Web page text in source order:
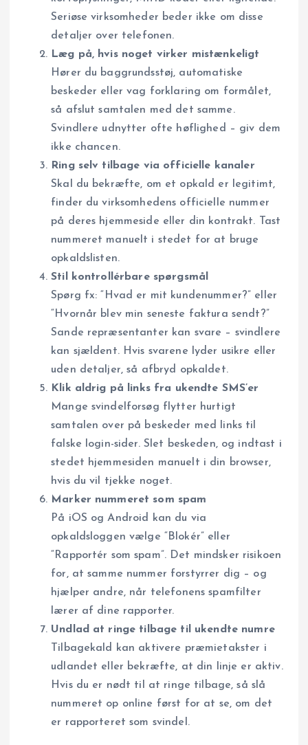
Seriøse virksomheder beder ikke om disse
detaljer over telefonen.
Læg på, hvis noget virker mistænkeligt
Hører du baggrundsstøj, automatiske
beskeder eller vag forklaring om formålet,
så afslut samtalen med det samme.
Svindlere udnytter ofte høflighed – giv dem
ikke chancen.
Ring selv tilbage via officielle kanaler
Skal du bekræfte, om et opkald er legitimt,
finder du virksomhedens officielle nummer
på deres hjemmeside eller din kontrakt. Tast
nummeret manuelt i stedet for at bruge
opkaldslisten.
Stil kontrollérbare spørgsmål
Spørg fx: “Hvad er mit kundenummer?” eller
“Hvornår blev min seneste faktura sendt?”
Sande repræsentanter kan svare – svindlere
kan sjældent. Hvis svarene lyder usikre eller
uden detaljer, så afbryd opkaldet.
Klik aldrig på links fra ukendte SMS’er
Mange svindelforsøg flytter hurtigt
samtalen over på beskeder med links til
falske login-sider. Slet beskeden, og indtast i
stedet hjemmesiden manuelt i din browser,
hvis du vil tjekke noget.
Marker nummeret som spam
På iOS og Android kan du via
opkaldsloggen vælge “Blokér” eller
“Rapportér som spam”. Det mindsker risikoen
for, at samme nummer forstyrrer dig – og
hjælper andre, når telefonens spamfilter
lærer af dine rapporter.
Undlad at ringe tilbage til ukendte numre
Tilbagekald kan aktivere præmietakster i
udlandet eller bekræfte, at din linje er aktiv.
Hvis du er nødt til at ringe tilbage, så slå
nummeret op online først for at se, om det
er rapporteret som svindel.